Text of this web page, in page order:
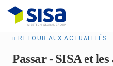
RETOUR AUX ACTUALITÉS
Passar - SISA et les